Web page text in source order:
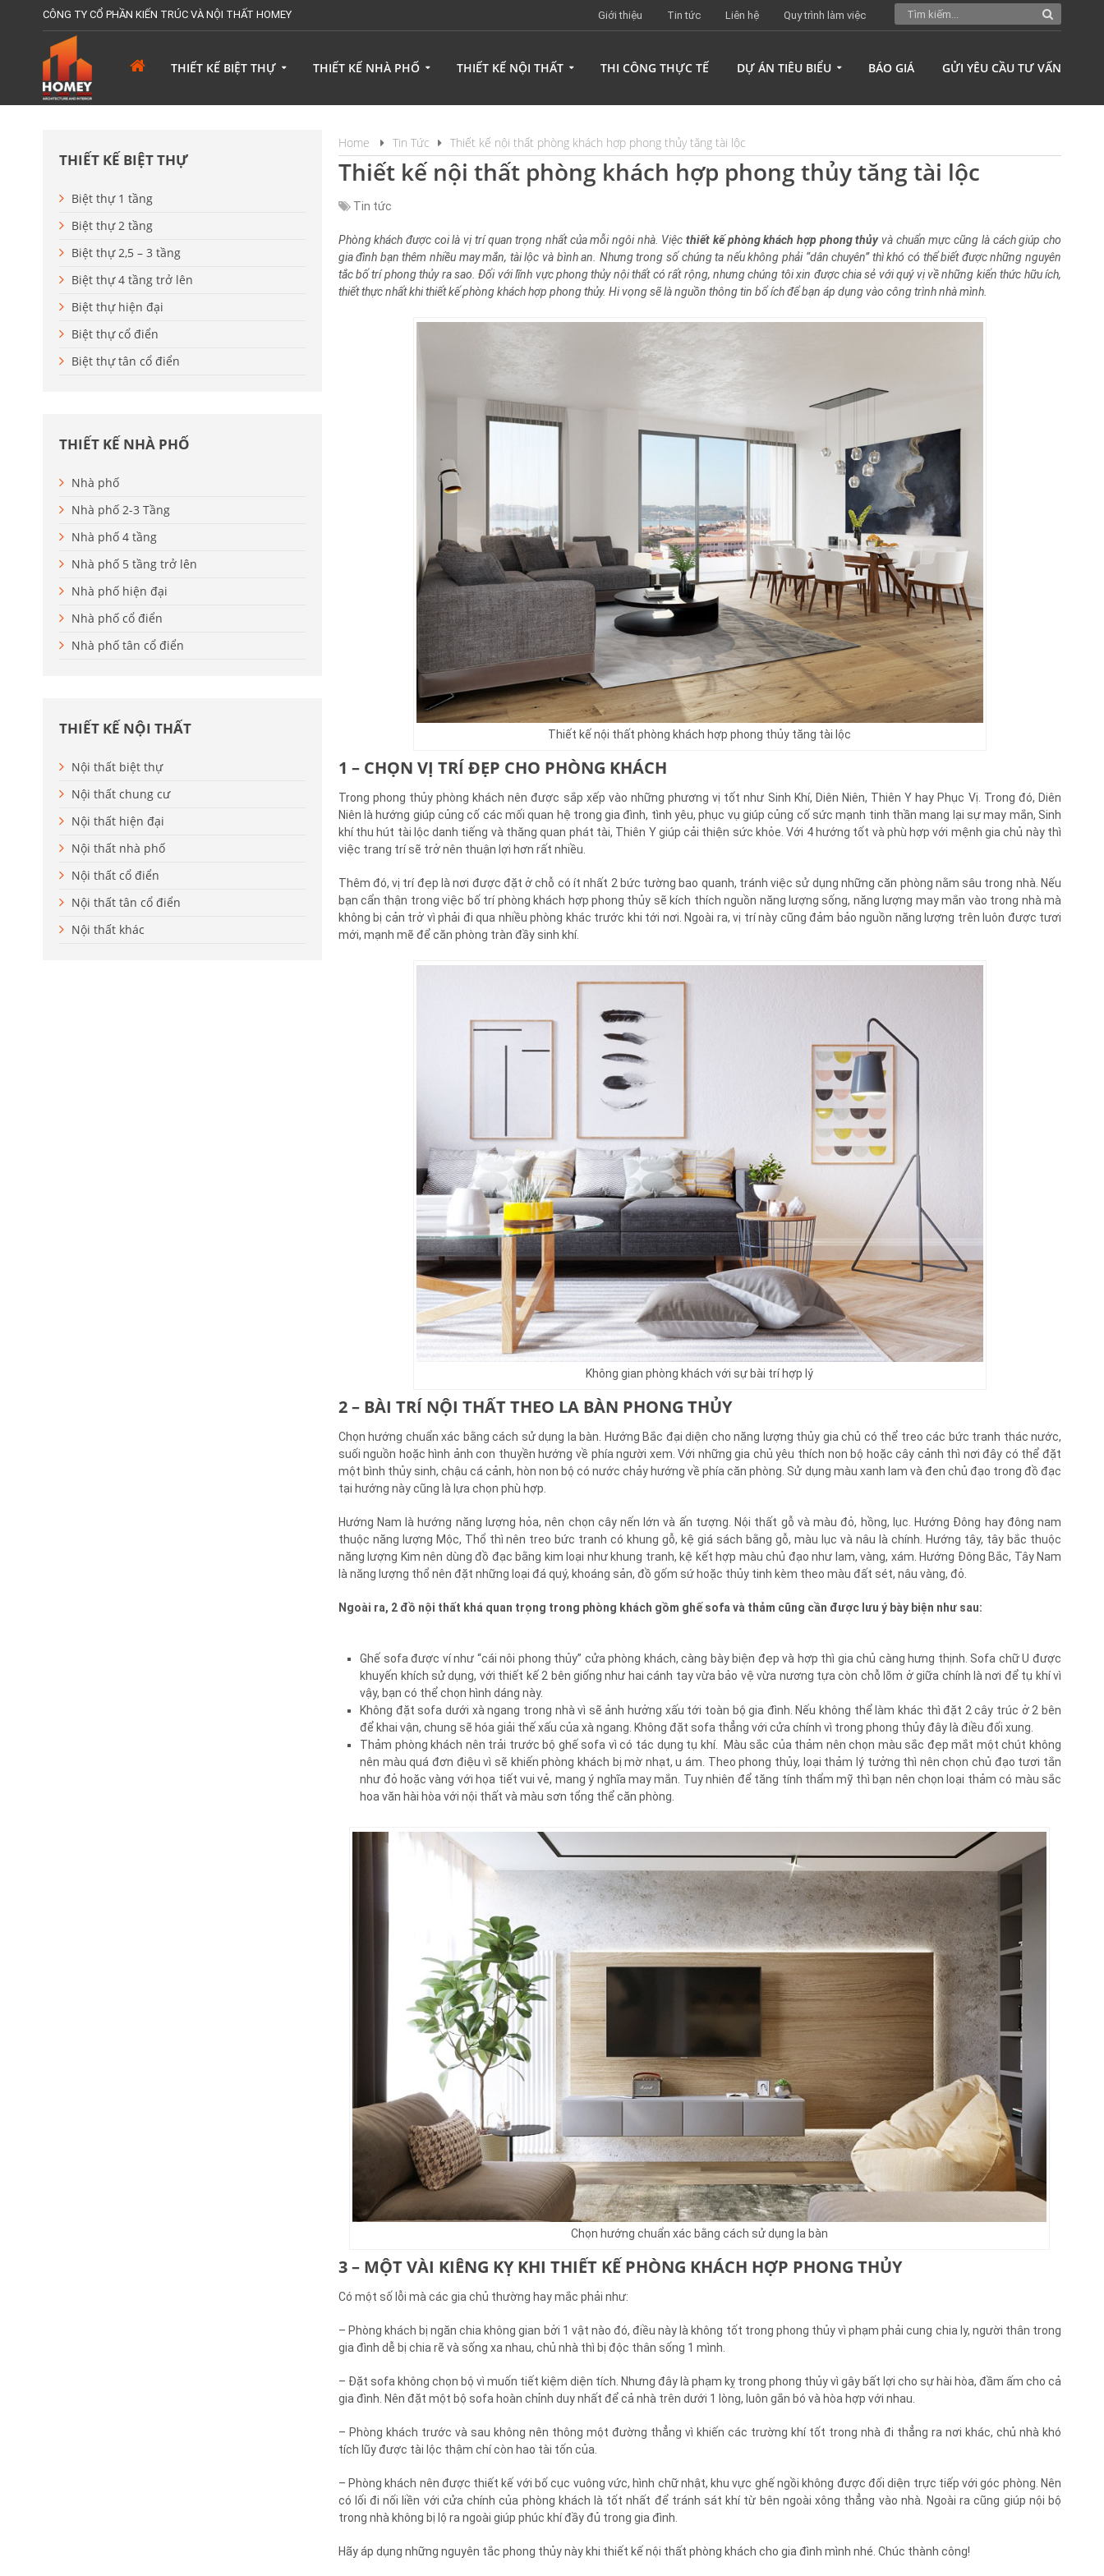
CÔNG TY CỔ PHẦN KIẾN TRÚC VÀ NỘI THẤT HOMEY Giới thiệu Tin tức Liên hệ Quy trình làm việc
THIẾT KẾ BIỆT THỰ THIẾT KẾ NHÀ PHỐ THIẾT KẾ NỘI THẤT THI CÔNG THỰC TẾ DỰ ÁN TIÊU BIỂU BÁO GIÁ GỬI YÊU CẦU TƯ VẤN
Home Tin Tức Thiết kế nội thất phòng khách hợp phong thủy tăng tài lộc
Thiết kế nội thất phòng khách hợp phong thủy tăng tài lộc
Tin tức
Phòng khách được coi là vị trí quan trọng nhất của mỗi ngôi nhà. Việcthiết kế phòng khách hợp phong thủyvà chuẩn mực cũng là cách giúp cho
gia đình bạn thêm nhiều may mắn, tài lộc và bình an. Nhưng trong số chúng ta nếu không phải “dân chuyên” thì khó có thể biết được những nguyên
tắc bố trí phong thủy ra sao. Đối với lĩnh vực phong thủy nội thất có rất rộng, nhưng chúng tôi xin được chia sẻ với quý vị về những kiến thức hữu ích,
thiết thực nhất khi thiết kế phòng khách hợp phong thủy. Hi vọng sẽ là nguồn thông tin bổ ích để bạn áp dụng vào công trình nhà mình.
Thiết kế nội thất phòng khách hợp phong thủy tăng tài lộc
1 – CHỌN VỊ TRÍ ĐẸP CHO PHÒNG KHÁCH
Trong phong thủy phòng khách nên được sắp xếp vào những phương vị tốt như Sinh Khí, Diên Niên, Thiên Y hay Phục Vị. Trong đó, Diên
Niên là hướng giúp củng cố các mối quan hệ trong gia đình, tình yêu, phục vụ giúp củng cố sức mạnh tinh thần mang lại sự may mắn, Sinh
khí thu hút tài lộc danh tiếng và thăng quan phát tài, Thiên Y giúp cải thiện sức khỏe. Với 4 hướng tốt và phù hợp với mệnh gia chủ này thì
việc trang trí sẽ trở nên thuận lợi hơn rất nhiều.
Thêm đó, vị trí đẹp là nơi được đặt ở chỗ có ít nhất 2 bức tường bao quanh, tránh việc sử dụng những căn phòng nằm sâu trong nhà. Nếu
bạn cẩn thận trong việc bố trí phòng khách hợp phong thủy sẽ kích thích nguồn năng lượng sống, năng lượng may mắn vào trong nhà mà
không bị cản trở vì phải đi qua nhiều phòng khác trước khi tới nơi. Ngoài ra, vị trí này cũng đảm bảo nguồn năng lượng trên luôn được tươi
mới, mạnh mẽ để căn phòng tràn đầy sinh khí.
Không gian phòng khách với sự bài trí hợp lý
2 – BÀI TRÍ NỘI THẤT THEO LA BÀN PHONG THỦY
Chọn hướng chuẩn xác bằng cách sử dụng la bàn. Hướng Bắc đại diện cho năng lượng thủy gia chủ có thể treo các bức tranh thác nước,
suối nguồn hoặc hình ảnh con thuyền hướng về phía người xem. Với những gia chủ yêu thích non bộ hoặc cây cảnh thì nơi đây có thể đặt
một bình thủy sinh, chậu cá cảnh, hòn non bộ có nước chảy hướng về phía căn phòng. Sử dụng màu xanh lam và đen chủ đạo trong đồ đạc
tại hướng này cũng là lựa chọn phù hợp.
Hướng Nam là hướng năng lượng hỏa, nên chọn cây nến lớn và ấn tượng. Nội thất gỗ và màu đỏ, hồng, lục. Hướng Đông hay đông nam
thuộc năng lượng Mộc, Thổ thì nên treo bức tranh có khung gỗ, kệ giá sách bằng gỗ, màu lục và nâu là chính. Hướng tây, tây bắc thuộc
năng lượng Kim nên dùng đồ đạc bằng kim loại như khung tranh, kệ kết hợp màu chủ đạo như lam, vàng, xám. Hướng Đông Bắc, Tây Nam
là năng lượng thổ nên đặt những loại đá quý, khoáng sản, đồ gốm sứ hoặc thủy tinh kèm theo màu đất sét, nâu vàng, đỏ.
Ngoài ra, 2 đồ nội thất khá quan trọng trong phòng khách gồm ghế sofa và thảm cũng cần được lưu ý bày biện như sau:
Ghế sofa được ví như “cái nôi phong thủy” cửa phòng khách, càng bày biện đẹp và hợp thì gia chủ càng hưng thịnh. Sofa chữ U được
khuyến khích sử dụng, với thiết kế 2 bên giống như hai cánh tay vừa bảo vệ vừa nương tựa còn chỗ lõm ở giữa chính là nơi để tụ khí vì
vậy, bạn có thể chọn hình dáng này.
Không đặt sofa dưới xà ngang trong nhà vì sẽ ảnh hưởng xấu tới toàn bộ gia đình. Nếu không thể làm khác thì đặt 2 cây trúc ở 2 bên
để khai vận, chung sẽ hóa giải thế xấu của xà ngang. Không đặt sofa thẳng với cửa chính vì trong phong thủy đây là điều đối xung.
Thảm phòng khách nên trải trước bộ ghế sofa vì có tác dụng tụ khí. Màu sắc của thảm nên chọn màu sắc đẹp mắt một chút không
nên màu quá đơn điệu vì sẽ khiến phòng khách bị mờ nhạt, u ám. Theo phong thủy, loại thảm lý tưởng thì nên chọn chủ đạo tươi tắn
như đỏ hoặc vàng với họa tiết vui vẻ, mang ý nghĩa may mắn. Tuy nhiên để tăng tính thẩm mỹ thì bạn nên chọn loại thảm có màu sắc
hoa văn hài hòa với nội thất và màu sơn tổng thể căn phòng.
Chọn hướng chuẩn xác bằng cách sử dụng la bàn
3 – MỘT VÀI KIÊNG KỴ KHI THIẾT KẾ PHÒNG KHÁCH HỢP PHONG THỦY
Có một số lỗi mà các gia chủ thường hay mắc phải như:
– Phòng khách bị ngăn chia không gian bởi 1 vật nào đó, điều này là không tốt trong phong thủy vì phạm phải cung chia ly, người thân trong
gia đình dễ bị chia rẽ và sống xa nhau, chủ nhà thì bị độc thân sống 1 mình.
– Đặt sofa không chọn bộ vì muốn tiết kiệm diện tích. Nhưng đây là phạm kỵ trong phong thủy vì gây bất lợi cho sự hài hòa, đầm ấm cho cả
gia đình. Nên đặt một bộ sofa hoàn chỉnh duy nhất để cả nhà trên dưới 1 lòng, luôn gắn bó và hòa hợp với nhau.
– Phòng khách trước và sau không nên thông một đường thẳng vì khiến các trường khí tốt trong nhà đi thẳng ra nơi khác, chủ nhà khó
tích lũy được tài lộc thậm chí còn hao tài tốn của.
– Phòng khách nên được thiết kế với bố cục vuông vức, hình chữ nhật, khu vực ghế ngồi không được đối diện trực tiếp với góc phòng. Nên
có lối đi nối liền với cửa chính của phòng khách là tốt nhất để tránh sát khí từ bên ngoài xông thẳng vào nhà. Ngoài ra cũng giúp nội bộ
trong nhà không bị lộ ra ngoài giúp phúc khí đầy đủ trong gia đình.
Hãy áp dụng những nguyên tắc phong thủy này khi thiết kế nội thất phòng khách cho gia đình mình nhé. Chúc thành công!
THIẾT KẾ BIỆT THỰ
Biệt thự 1 tầng
Biệt thự 2 tầng
Biệt thự 2,5 – 3 tầng
Biệt thự 4 tầng trở lên
Biệt thự hiện đại
Biệt thự cổ điển
Biệt thự tân cổ điển
THIẾT KẾ NHÀ PHỐ
Nhà phố
Nhà phố 2-3 Tầng
Nhà phố 4 tầng
Nhà phố 5 tầng trở lên
Nhà phố hiện đại
Nhà phố cổ điển
Nhà phố tân cổ điển
THIẾT KẾ NỘI THẤT
Nội thất biệt thự
Nội thất chung cư
Nội thất hiện đại
Nội thất nhà phố
Nội thất cổ điển
Nội thất tân cổ điển
Nội thất khác